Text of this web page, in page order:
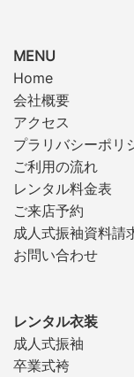
MENU
Home
会社概要
アクセス
プラリバシーポリ
ご利用の流れ
レンタル料金表
ご来店予約
成人式振袖資料請
お問い合わせ
レンタル衣装
成人式振袖
卒業式袴